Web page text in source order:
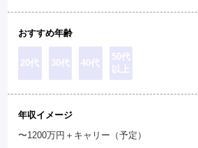
おすすめ年齢
20代 30代 40代
50代
以上
年収イメージ
〜1200万円＋キャリー（予定）